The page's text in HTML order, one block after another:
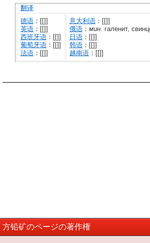
翻译
德语 ：[[]]
英语 ：[[]]
西班牙语 ：[[]]
葡萄牙语 ：[[]]
法语 ：[[]]
意大利语 ：[[]]
俄语 ： мин. галенит,
日语 ：[[]]
韩语 ：[[]]
越南语 ：[[]]
方铅矿のページの著作権